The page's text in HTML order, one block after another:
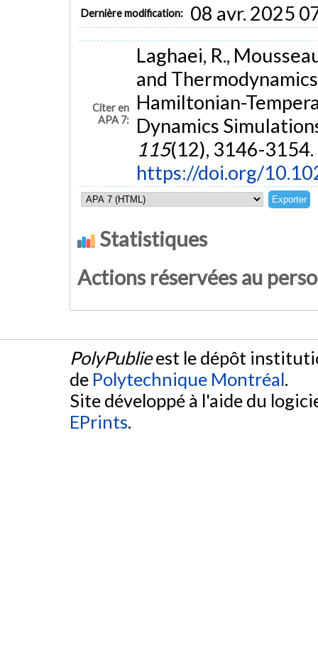
Dernière modification: 08 avr. 2025
Citer en
APA 7:
Laghaei, R.,
and
Hamiltonian-
Dynamics
115(12), 3146-3154.
https://doi.org/
Statistiques
Actions réservées au
PolyPublieest le dépôt
de Polytechnique Montréal.
Site développé à l'aide du
EPrints.